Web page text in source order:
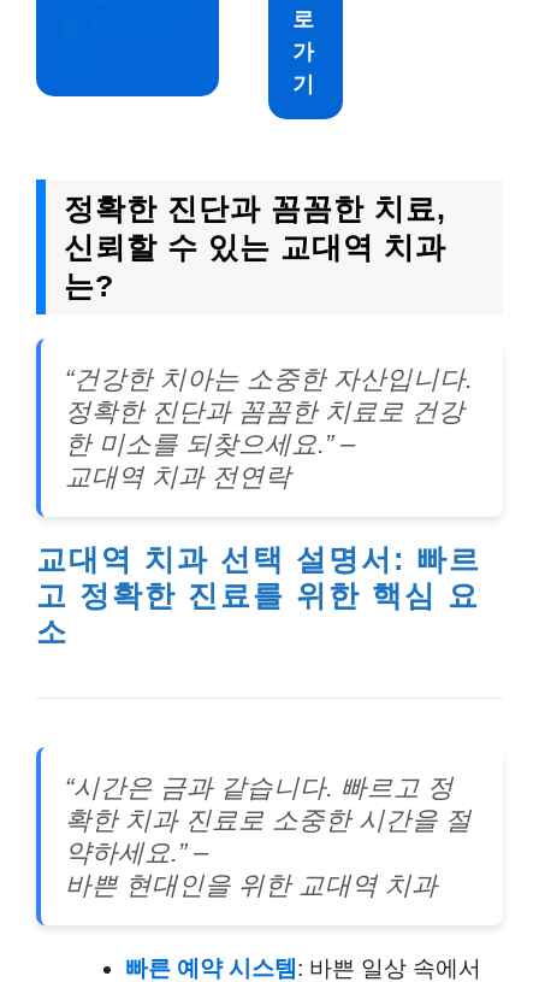
로
가
기
정확한 진단과 꼼꼼한 치료,
신뢰할 수 있는 교대역 치과
는?
“건강한 치아는 소중한 자산입니다.
정확한 진단과 꼼꼼한 치료로 건강
한 미소를 되찾으세요.” –
교대역 치과 전연락
교대역 치과 선택 설명서: 빠르
고 정확한 진료를 위한 핵심 요
소
“시간은 금과 같습니다. 빠르고 정
확한 치과 진료로 소중한 시간을 절
약하세요.” –
바쁜 현대인을 위한 교대역 치과
빠른 예약 시스템 : 바쁜 일상 속에서